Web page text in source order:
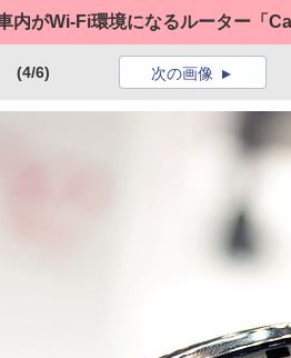
内がWi-Fi環境になるルーター「
(4/6) 次の画像